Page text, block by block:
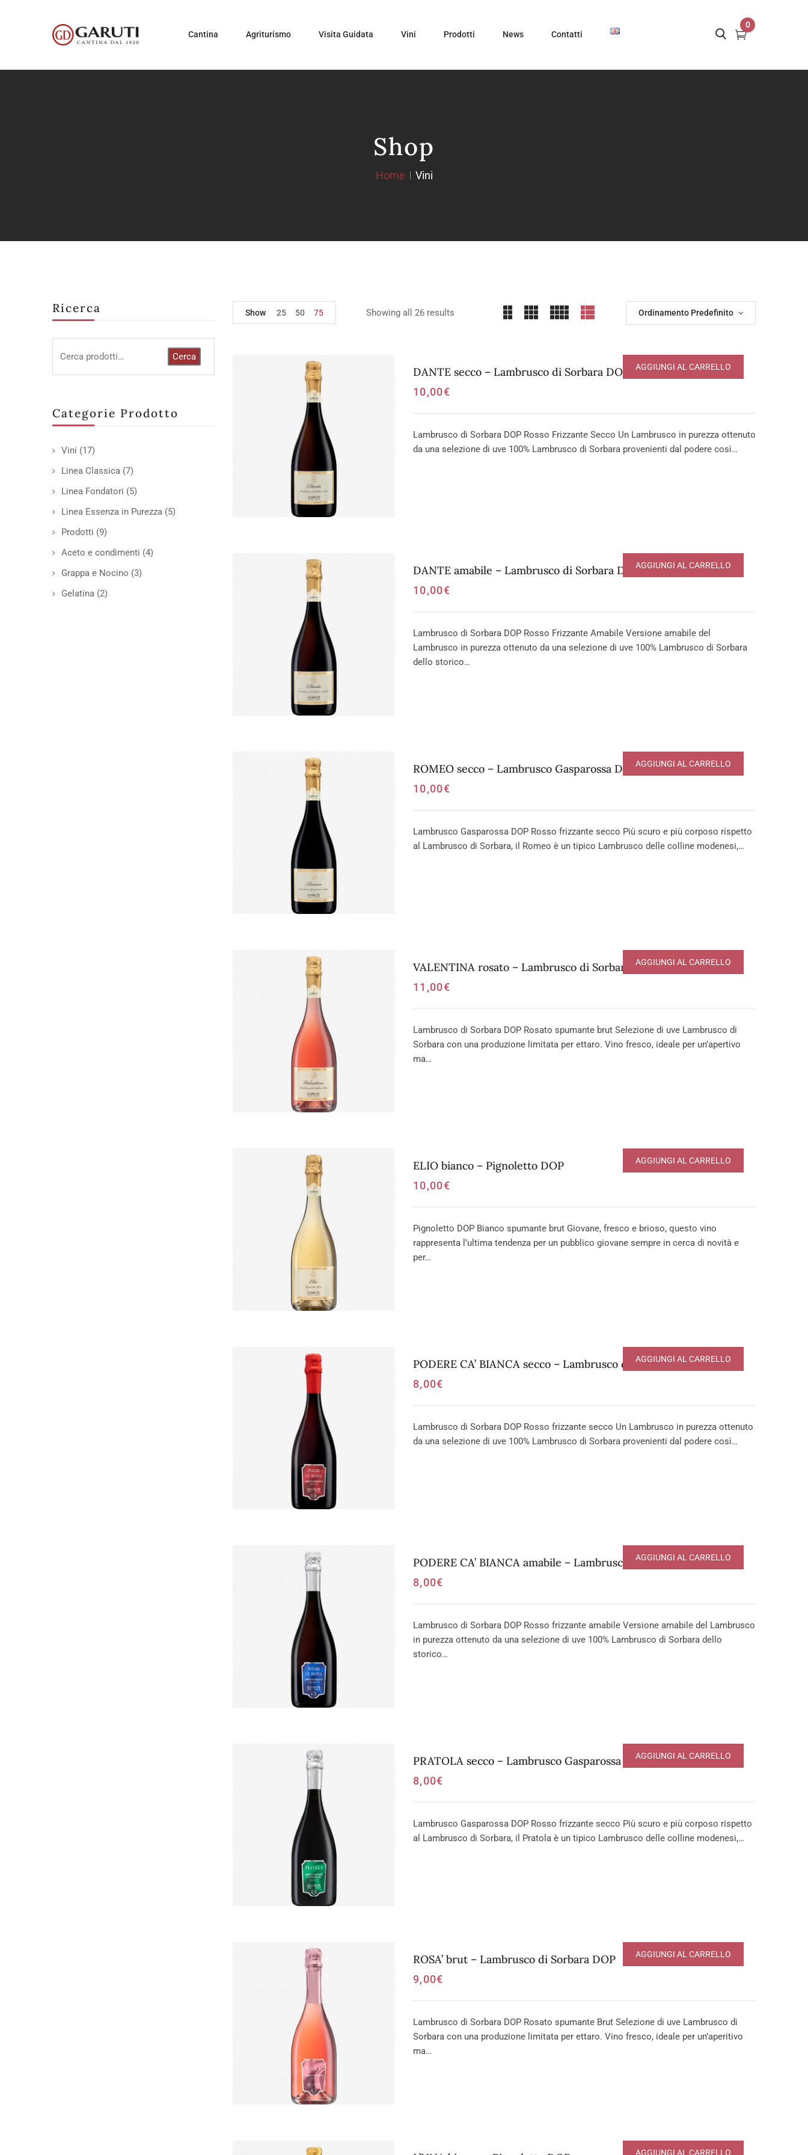
Cantina Agriturismo Visita Guidata Vini Prodotti News Contatti
0
Shop
Home Vini
Ricerca
Cerca
Categorie Prodotto
Vini (17)
Linea Classica (7)
Linea Fondatori (5)
Linea Essenza in Purezza (5)
Prodotti (9)
Aceto e condimenti (4)
Grappa e Nocino (3)
Gelatina (2)
Showing all 26 results Ordinamento Predefinito
Show 25 50 75
DANTE secco – Lambrusco di Sorbara DOP
10,00€
AGGIUNGI AL CARRELLO
Lambrusco di Sorbara DOP Rosso Frizzante Secco Un Lambrusco in purezza ottenuto
da una selezione di uve 100% Lambrusco di Sorbara provenienti dal podere così…
DANTE amabile – Lambrusco di Sorbara DOP
10,00€
AGGIUNGI AL CARRELLO
Lambrusco di Sorbara DOP Rosso Frizzante Amabile Versione amabile del
Lambrusco in purezza ottenuto da una selezione di uve 100% Lambrusco di Sorbara
dello storico…
ROMEO secco – Lambrusco Gasparossa DOP
10,00€
AGGIUNGI AL CARRELLO
Lambrusco Gasparossa DOP Rosso frizzante secco Più scuro e più corposo rispetto
al Lambrusco di Sorbara, il Romeo è un tipico Lambrusco delle colline modenesi,…
VALENTINA rosato – Lambrusco di Sorbara DOP
11,00€
AGGIUNGI AL CARRELLO
Lambrusco di Sorbara DOP Rosato spumante brut Selezione di uve Lambrusco di
Sorbara con una produzione limitata per ettaro. Vino fresco, ideale per un’apertivo
ma…
ELIO bianco – Pignoletto DOP
10,00€
AGGIUNGI AL CARRELLO
Pignoletto DOP Bianco spumante brut Giovane, fresco e brioso, questo vino
rappresenta l’ultima tendenza per un pubblico giovane sempre in cerca di novità e
per…
PODERE CA’ BIANCA secco – Lambrusco di Sorbara DOP
8,00€
AGGIUNGI AL CARRELLO
Lambrusco di Sorbara DOP Rosso frizzante secco Un Lambrusco in purezza ottenuto
da una selezione di uve 100% Lambrusco di Sorbara provenienti dal podere così…
PODERE CA’ BIANCA amabile – Lambrusco di Sorbara DOP
8,00€
AGGIUNGI AL CARRELLO
Lambrusco di Sorbara DOP Rosso frizzante amabile Versione amabile del Lambrusco
in purezza ottenuto da una selezione di uve 100% Lambrusco di Sorbara dello
storico…
PRATOLA secco – Lambrusco Gasparossa DOP
8,00€
AGGIUNGI AL CARRELLO
Lambrusco Gasparossa DOP Rosso frizzante secco Più scuro e più corposo rispetto
al Lambrusco di Sorbara, il Pratola è un tipico Lambrusco delle colline modenesi,…
ROSA’ brut – Lambrusco di Sorbara DOP
9,00€
AGGIUNGI AL CARRELLO
Lambrusco di Sorbara DOP Rosato spumante Brut Selezione di uve Lambrusco di
Sorbara con una produzione limitata per ettaro. Vino fresco, ideale per un’aperitivo
ma…
AGGIUNGI AL CARRELLO